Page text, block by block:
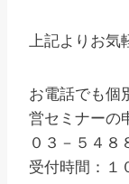
上記よりお
お電話でも個
営セミナーの
０３－５４８
受付時間：１